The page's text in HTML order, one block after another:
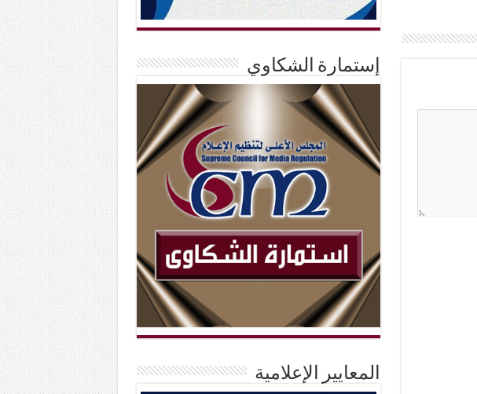
إستمارة الشكاوي
المعايير الإعلامية